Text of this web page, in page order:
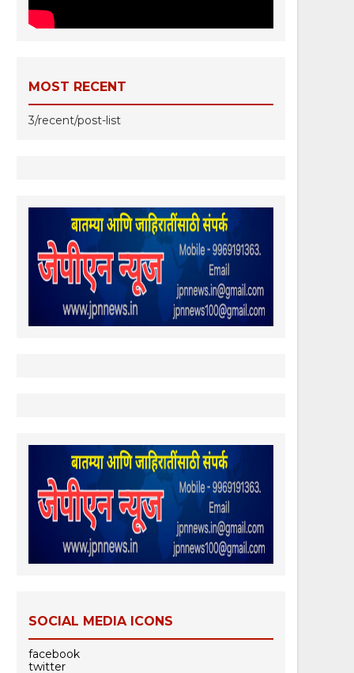
MOST RECENT
3/recent/post-list
SOCIAL MEDIA ICONS
facebook
twitter